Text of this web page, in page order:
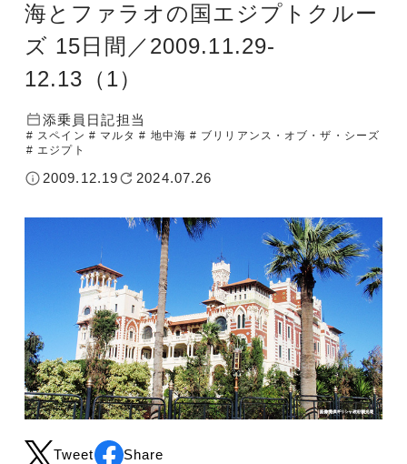
海とファラオの国エジプトクルー
ズ 15日間／2009.11.29-
12.13（1）
添乗員日記担当
# スペイン # マルタ # 地中海 # ブリリアンス・オブ・ザ・シーズ
# エジプト
2009.12.19 2024.07.26
Tweet Share